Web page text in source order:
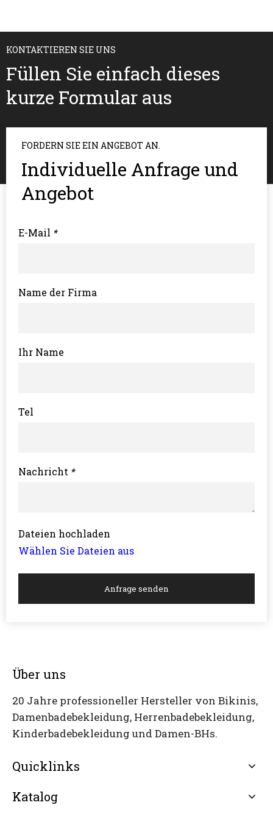
KONTAKTIEREN SIE UNS
Füllen Sie einfach dieses
kurze Formular aus
FORDERN SIE EIN ANGEBOT AN.
Individuelle Anfrage und
Angebot
*
E-Mail
Name der Firma
Ihr Name
Tel
*
Nachricht
Dateien hochladen
Wählen Sie Dateien aus
Anfrage senden
Über uns
20 Jahre professioneller Hersteller von Bikinis,
Damenbadebekleidung, Herrenbadebekleidung,
Kinderbadebekleidung und Damen-BHs.
Quicklinks
Katalog